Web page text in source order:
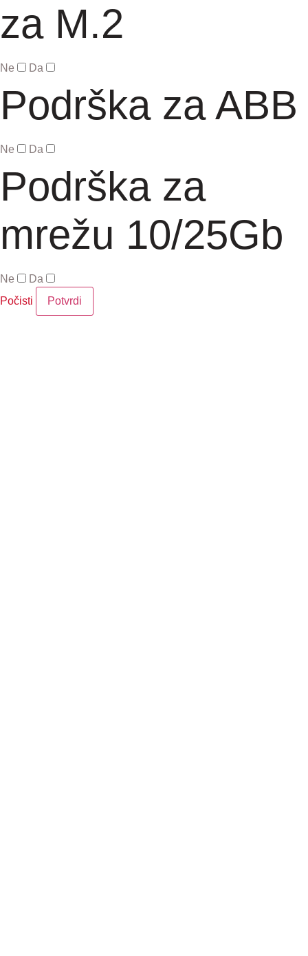
za M.2
Ne Da
Podrška za ABB
Ne Da
Podrška za
mrežu 10/25Gb
Ne
Da
Počisti
Potvrdi